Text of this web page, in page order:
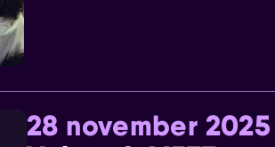
28 november 2025